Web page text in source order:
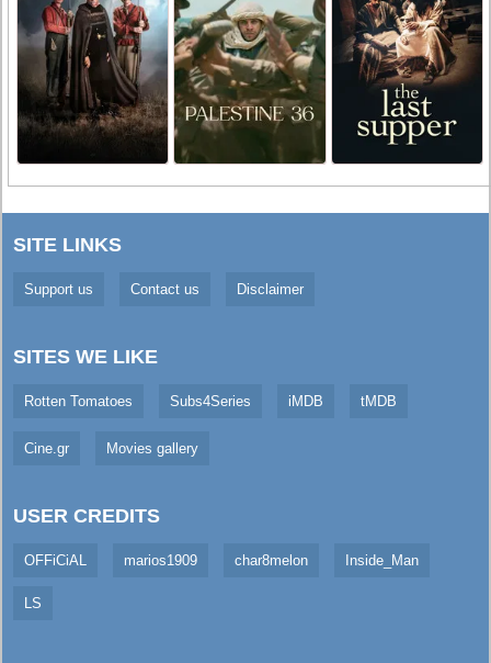
SITE LINKS
Support us Contact us Disclaimer
SITES WE LIKE
Rotten Tomatoes Subs4Series iMDB tMDB
Cine.gr Movies gallery
USER CREDITS
OFFiCiAL marios1909 char8melon Inside_Man
LS